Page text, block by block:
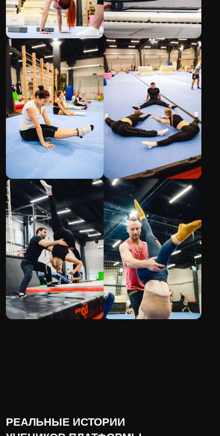
ВОПРОС-ОТВЕТ